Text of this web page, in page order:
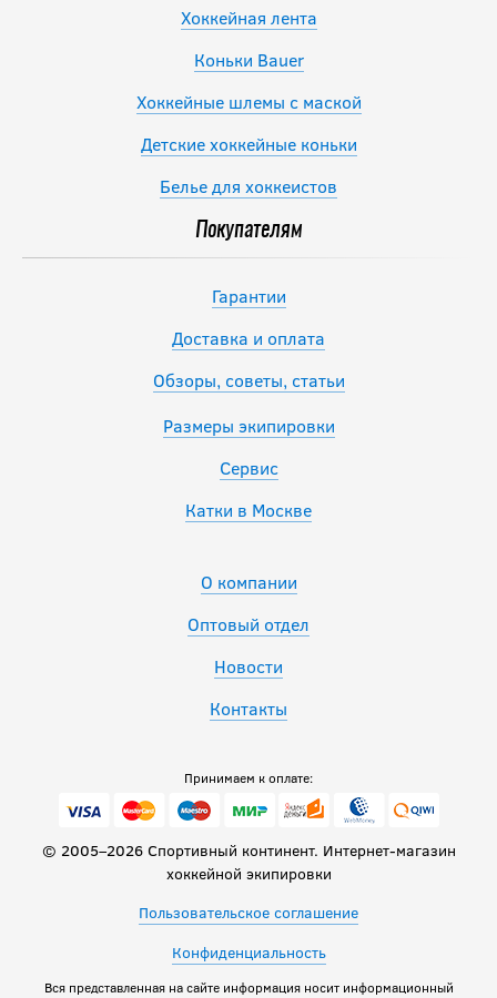
Хоккейная лента
Коньки Bauer
Хоккейные шлемы с маской
Детские хоккейные коньки
Белье для хоккеистов
Покупателям
Гарантии
Доставка и оплата
Обзоры, советы, статьи
Размеры экипировки
Сервис
Катки в Москве
О компании
Оптовый отдел
Новости
Контакты
Принимаем к оплате:
© 2005–2026 Спортивный континент. Интернет-магазин
хоккейной экипировки
Пользовательское соглашение
Конфиденциальность
Вся представленная на сайте информация носит информационный